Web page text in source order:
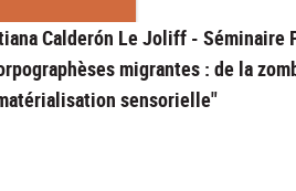
Calderón Le Joliff - Séminaire
migrantes : de la
sensorielle"